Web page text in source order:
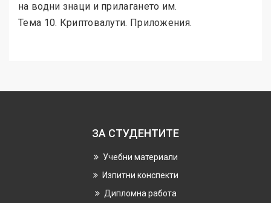
на водни знаци и прилагането им.
Тема 10. Криптовалути. Приложения.
ЗА СТУДЕНТИТЕ
Учебни материали
Изпитни конспекти
Дипломна работа